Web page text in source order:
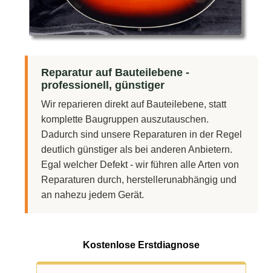
Reparatur auf Bauteilebene -
professionell, günstiger
Wir reparieren direkt auf Bauteilebene, statt
komplette Baugruppen auszutauschen.
Dadurch sind unsere Reparaturen in der Regel
deutlich günstiger als bei anderen Anbietern.
Egal welcher Defekt - wir führen alle Arten von
Reparaturen durch, herstellerunabhängig und
an nahezu jedem Gerät.
Kostenlose Erstdiagnose